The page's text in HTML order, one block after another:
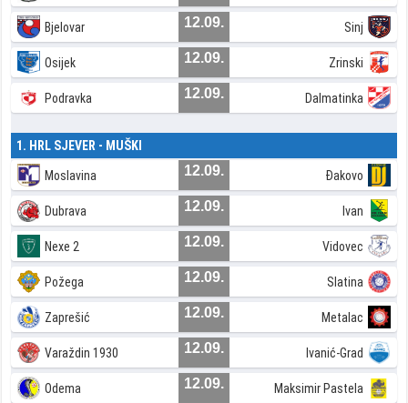
Bjelovar 12.09. Sinj
Osijek 12.09. Zrinski
Podravka 12.09. Dalmatinka
1. HRL SJEVER - MUŠKI
Moslavina 12.09. Đakovo
Dubrava 12.09. Ivan
Nexe 2 12.09. Vidovec
Požega 12.09. Slatina
Zaprešić 12.09. Metalac
Varaždin 1930 12.09. Ivanić-Grad
Odema 12.09. Maksimir Pastela